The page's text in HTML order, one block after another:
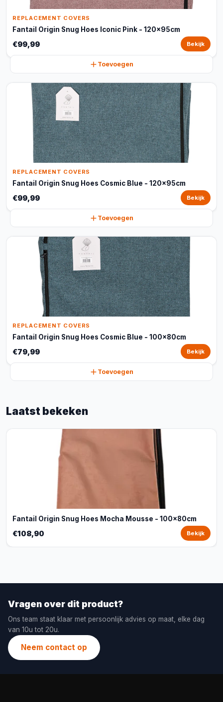
REPLACEMENT COVERS
Fantail Origin Snug Hoes Iconic Pink - 120x95cm
€99,99 Bekijk
Toevoegen
REPLACEMENT COVERS
Fantail Origin Snug Hoes Cosmic Blue - 120x95cm
€99,99 Bekijk
Toevoegen
REPLACEMENT COVERS
Fantail Origin Snug Hoes Cosmic Blue - 100x80cm
€79,99 Bekijk
Toevoegen
Laatst bekeken
Fantail Origin Snug Hoes Mocha Mousse - 100x80cm
€108,90 Bekijk
Vragen over dit product?
Ons team staat klaar met persoonlijk advies op maat, elke dag
van 10u tot 20u.
Neem contact op